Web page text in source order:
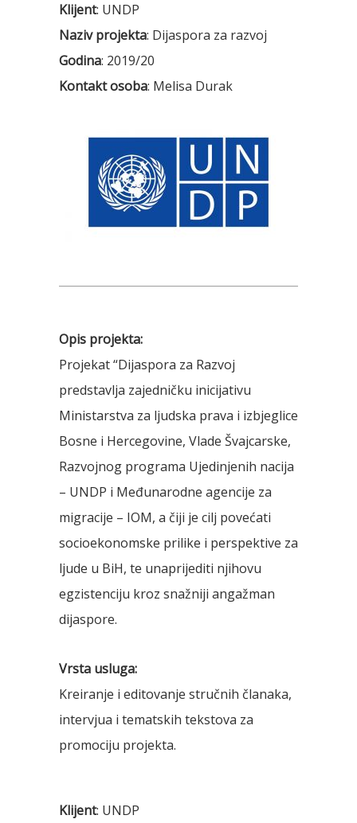
Klijent: UNDP
Naziv projekta: Dijaspora za razvoj
Godina: 2019/20
Kontakt osoba: Melisa Durak
Opis projekta:
Projekat “Dijaspora za Razvoj
predstavlja zajedničku inicijativu
Ministarstva za ljudska prava i izbjeglice
Bosne i Hercegovine, Vlade Švajcarske,
Razvojnog programa Ujedinjenih nacija
– UNDP i Međunarodne agencije za
migracije – IOM, a čiji je cilj povećati
socioekonomske prilike i perspektive za
ljude u BiH, te unaprijediti njihovu
egzistenciju kroz snažniji angažman
dijaspore.
Vrsta usluga:
Kreiranje i editovanje stručnih članaka,
intervjua i tematskih tekstova za
promociju projekta.
Klijent: UNDP